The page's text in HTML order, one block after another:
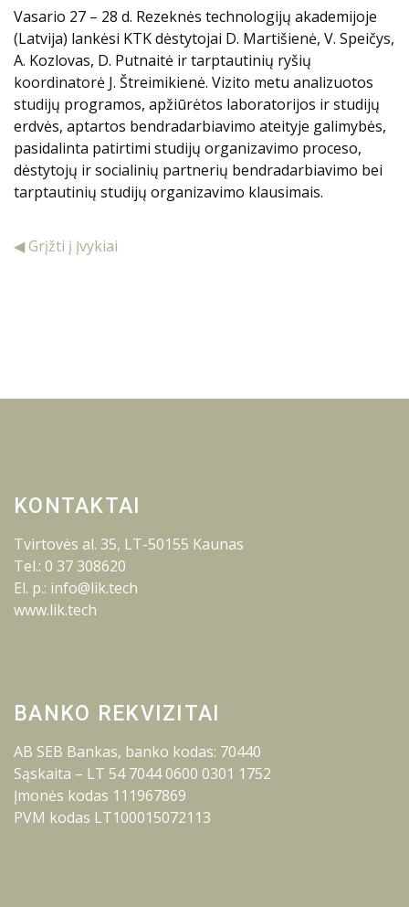
Vasario 27 – 28 d. Rezeknės technologijų akademijoje
(Latvija) lankėsi KTK dėstytojai D. Martišienė, V. Speičys,
A. Kozlovas, D. Putnaitė ir tarptautinių ryšių
koordinatorė J. Štreimikienė. Vizito metu analizuotos
studijų programos, apžiūrėtos laboratorijos ir studijų
erdvės, aptartos bendradarbiavimo ateityje galimybės,
pasidalinta patirtimi studijų organizavimo proceso,
dėstytojų ir socialinių partnerių bendradarbiavimo bei
tarptautinių studijų organizavimo klausimais.
◀ Grįžti į Įvykiai
KONTAKTAI
Tvirtovės al. 35, LT-50155 Kaunas
Tel.: 0 37 308620
El. p.: info@lik.tech
www.lik.tech
BANKO REKVIZITAI
AB SEB Bankas, banko kodas: 70440
Sąskaita – LT 54 7044 0600 0301 1752
Įmonės kodas 111967869
PVM kodas LT100015072113